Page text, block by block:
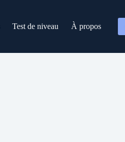
Test de niveau À propos